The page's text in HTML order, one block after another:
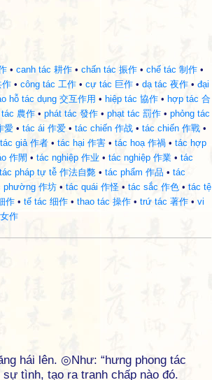
• canh tác 耕作 • chấn tác 振作 • chế tác 制作 •
作 • công tác 工作 • cự tác 巨作 • dạ tác 夜作 • đại
hỗ tác dụng 交互作用 • hiệp tác 協作 • hợp tác 合
農作 • phát tác 發作 • phạt tác 罰作 • phỏng tác
愛 • tác ái 作爱 • tác chiến 作战 • tác chiến 作戰 •
tác giả 作者 • tác hại 作害 • tác hoạ 作禍 • tác hợp
作閙 • tác nghiệp 作业 • tác nghiệp 作業 • tác
tác pháp tự tễ 作法自斃 • tác phẩm 作品 • tác
phường 作坊 • tác quái 作怪 • tác sắc 作色 • tác tệ
作 • tế tác 细作 • thao tác 操作 • trứ tác 著作 • vi
作
hái lên. ◎Như: “hưng phong tác
tình, tạo ra tranh chấp nào đó.